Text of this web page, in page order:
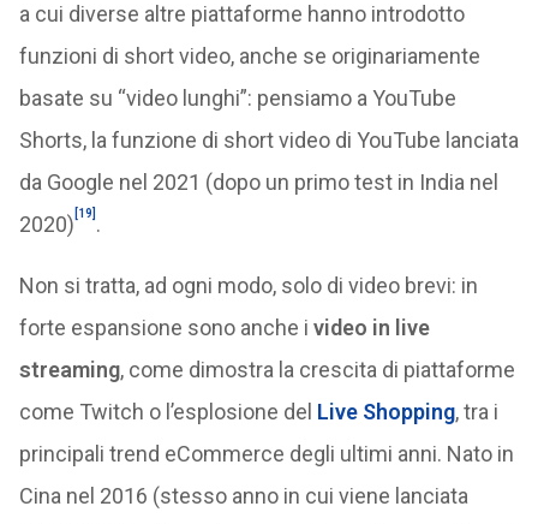
a cui diverse altre piattaforme hanno introdotto
funzioni di short video, anche se originariamente
basate su “video lunghi”: pensiamo a YouTube
Shorts, la funzione di short video di YouTube lanciata
da Google nel 2021 (dopo un primo test in India nel
2020) [19] .
Non si tratta, ad ogni modo, solo di video brevi: in
forte espansione sono anche i video in live
streaming, come dimostra la crescita di piattaforme
come Twitch o l’esplosione del Live Shopping, tra i
principali trend eCommerce degli ultimi anni. Nato in
Cina nel 2016 (stesso anno in cui viene lanciata